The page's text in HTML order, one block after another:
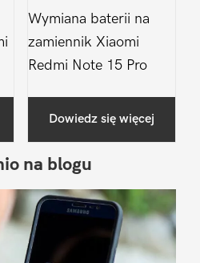
Wymiana baterii na
zamiennik Xiaomi
Redmi Note 15 Pro
Dowiedz się więcej
na blogu